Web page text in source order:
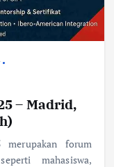
– Madrid,
merupakan forum
mahasiswa,